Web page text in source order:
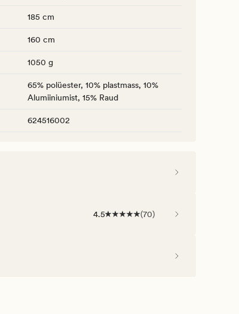
185 cm
160 cm
1050 g
65% polüester, 10% plastmass, 10%
Alumiiniumist, 15% Raud
624516002
4.5 (70)